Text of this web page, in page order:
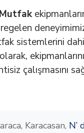
sistemlerini
olarak,
çalışmasını
Karacasan, N’